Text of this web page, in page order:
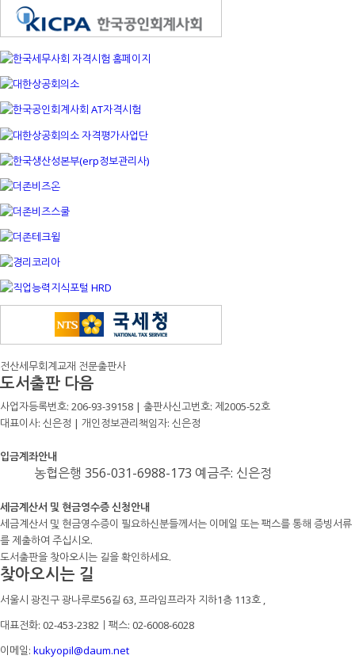
전산세무회계교재 전문출판사
도서출판 다음
사업자등록번호: 206-93-39158 | 출판사신고번호: 제2005-52호
대표이사: 신은정 | 개인정보관리책임자: 신은정
입금계좌안내
농협은행 356-031-6988-173 예금주: 신은정
세금계산서 및 현금영수증 신청안내
세금계산서 및 현금영수증이 필요하신분들께서는 이메일 또는 팩스를 통해 증빙서류
를 제출하여 주십시오.
도서출판을 찾아오시는 길을 확인하세요.
찾아오시는 길
서울시 광진구 광나루로56길 63, 프라임프라자 지하1층 113호 ,
대표전화: 02-453-2382ㅣ팩스: 02-6008-6028
이메일: kukyopil@daum.net